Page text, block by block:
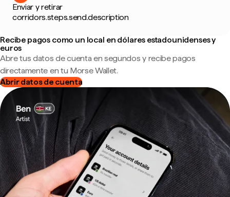
Enviar y retirar
corridors.steps.send.description
Recibe pagos como un local en dólares estadounidenses y
euros
Abre tus datos de cuenta en segundos y recibe pagos
directamente en tu Morse Wallet.
Abrir datos de cuenta